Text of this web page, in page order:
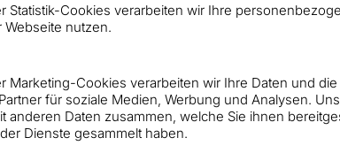
Statistik-Cookies verarbeiten wir Ihre
nutzen.
Marketing-Cookies verarbeiten wir Ihre Daten und
für soziale Medien, Werbung und Analysen.
anderen Daten zusammen, welche Sie ihnen
Dienste gesammelt haben.
Kunden, gesättigte Märkte und trotzdem